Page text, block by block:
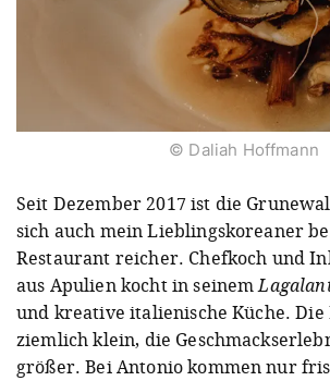
© Daliah Hoffmann
Seit Dezember 2017 ist die
sich auch mein Lieblingskoreaner
Restaurant reicher. Chefkoch und
aus Apulien kocht in seinem
und kreative italienische Küche. Die
ziemlich klein, die
größer. Bei Antonio kommen nur